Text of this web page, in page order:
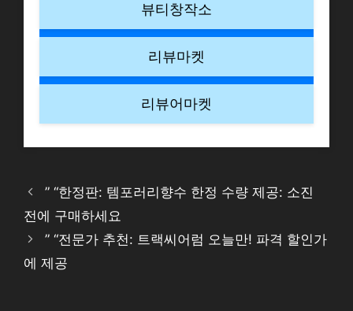
뷰티창작소
리뷰마켓
리뷰어마켓
” “한정판: 템포러리향수 한정 수량 제공: 소진
전에 구매하세요
” “전문가 추천: 트랙씨어럼 오늘만! 파격 할인가
에 제공